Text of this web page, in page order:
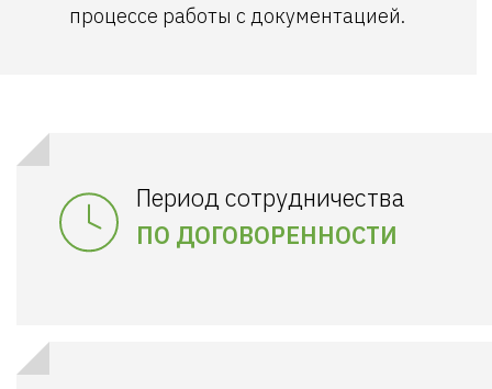
процессе работы с документацией.
Период сотрудничества
ПО ДОГОВОРЕННОСТИ